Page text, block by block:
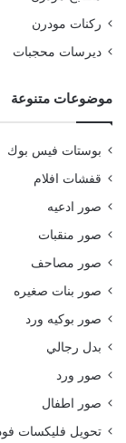
ركنات مودرن
ديرسات محجبات
موضوعات متنوعة
بوستات فيس بوك
قفشات افلام
صور ادعيه
صور منقبات
صور مصاحف
صور بنات صغيره
صور بوكيه ورد
بدل رجالي
صور ورد
صور اطفال
تحويل فليكسات